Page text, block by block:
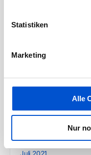
Statistiken
Marketing
Alle
Nur
Dezember 2021
August 2021
Juli 2021